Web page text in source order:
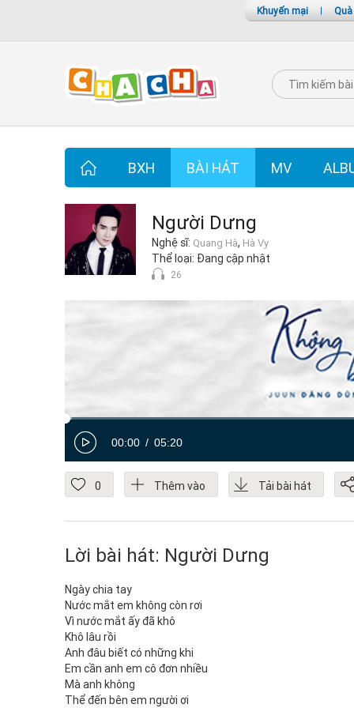
Khuyến mại |
BXH BÀI HÁT MV
Người Dưng
Nghệ sĩ: Quang Hà, Hà Vy
Thể loại: Đang cập nhật
26
00:00 05:20
0 Thêm vào Tải bài hát
Lời bài hát: Người Dưng
Ngày chia tay
Nước mắt em không còn rơi
Vì nước mắt ấy đã khô
Khô lâu rồi
Anh đâu biết có những khi
Em cần anh em cô đơn nhiều
Mà anh không
Thể đến bên em người ơi